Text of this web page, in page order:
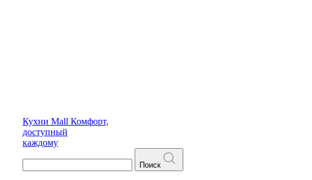
Кухни Mall Комфорт,
доступный
каждому
Поиск